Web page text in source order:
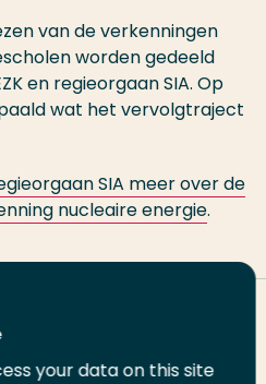
van de verkenningen
worden gedeeld
en regieorgaan SIA. Op
wat het vervolgtraject
SIA meer over de
nucleaire energie.
your data on this site